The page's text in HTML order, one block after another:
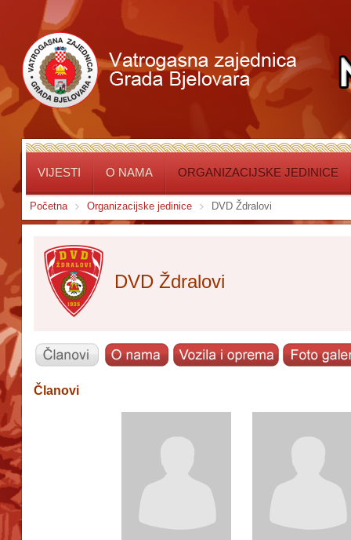
VIJESTI O NAMA ORGANIZACIJSKE JEDINICE
Početna Organizacijske jedinice DVD Ždralovi
DVD Ždralovi
Članovi